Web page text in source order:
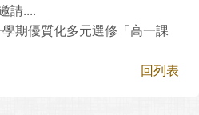
請....
期優質化多元選修「高一課
回列表